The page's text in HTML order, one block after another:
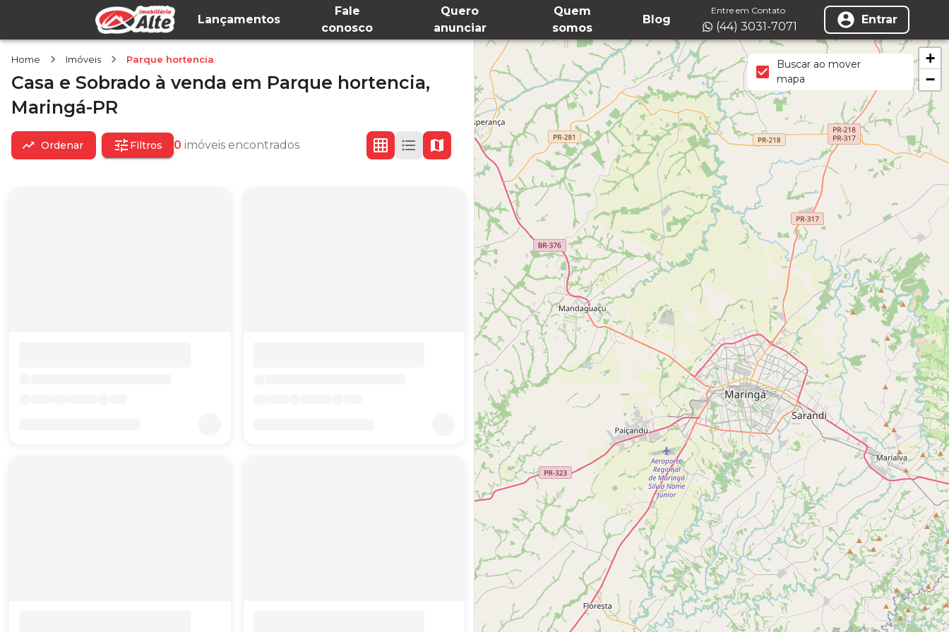
Lançamentos
Fale
conosco
Quero
anunciar
Quem
somos
Blog
Entre em Contato
(44) 3031-7071 Entrar
Home Imóveis Parque hortencia
Casa e Sobrado à venda em Parque hortencia,
Maringá-PR
Ordenar Filtros 0 imóveis encontrados
+
−
Buscar ao mover
mapa